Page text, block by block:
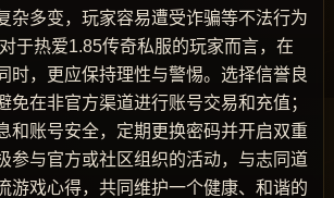
杂多变，玩家容易遭受诈骗等不法行为
于热爱1.85传奇私服的玩家而言，在
时，更应保持理性与警惕。选择信誉良
免在非官方渠道进行账号交易和充值；
和账号安全，定期更换密码并开启双重
参与官方或社区组织的活动，与志同道
游戏心得，共同维护一个健康、和谐的